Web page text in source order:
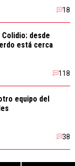
18
Colidio: desde
está cerca
118
equipo del
38